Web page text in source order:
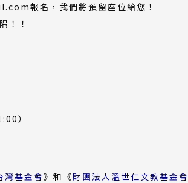
報名，我們將預留座位給您！
！！
）
灣基金會(外
》和《財團法人溫世仁文教基金會